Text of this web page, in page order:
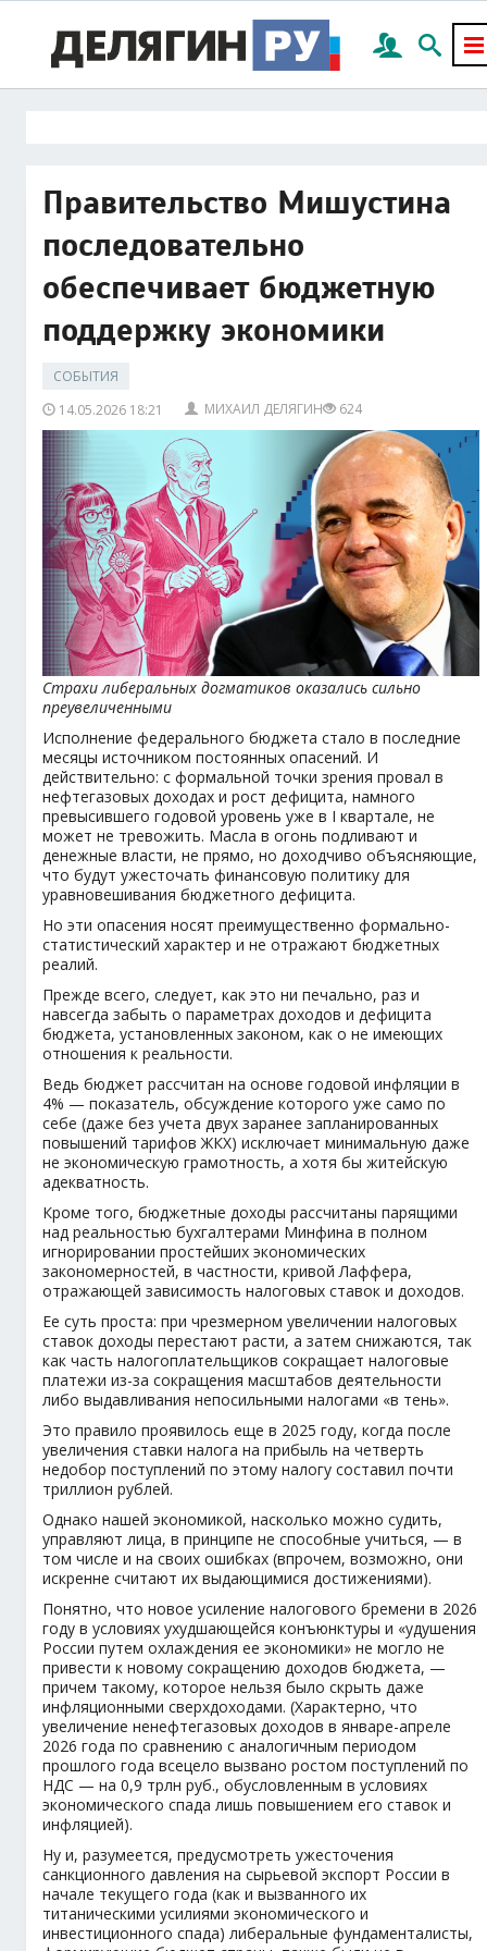
Правительство Мишустина
последовательно
обеспечивает бюджетную
поддержку экономики
СОБЫТИЯ
14.05.2026 18:21
МИХАИЛ ДЕЛЯГИН 624
Страхи либеральных догматиков оказались сильно
преувеличенными
Исполнение федерального бюджета стало в последние
месяцы источником постоянных опасений. И
действительно: с формальной точки зрения провал в
нефтегазовых доходах и рост дефицита, намного
превысившего годовой уровень уже в I квартале, не
может не тревожить. Масла в огонь подливают и
денежные власти, не прямо, но доходчиво объясняющие,
что будут ужесточать финансовую политику для
уравновешивания бюджетного дефицита.
Но эти опасения носят преимущественно формально-
статистический характер и не отражают бюджетных
реалий.
Прежде всего, следует, как это ни печально, раз и
навсегда забыть о параметрах доходов и дефицита
бюджета, установленных законом, как о не имеющих
отношения к реальности.
Ведь бюджет рассчитан на основе годовой инфляции в
4% — показатель, обсуждение которого уже само по
себе (даже без учета двух заранее запланированных
повышений тарифов ЖКХ) исключает минимальную даже
не экономическую грамотность, а хотя бы житейскую
адекватность.
Кроме того, бюджетные доходы рассчитаны парящими
над реальностью бухгалтерами Минфина в полном
игнорировании простейших экономических
закономерностей, в частности, кривой Лаффера,
отражающей зависимость налоговых ставок и доходов.
Ее суть проста: при чрезмерном увеличении налоговых
ставок доходы перестают расти, а затем снижаются, так
как часть налогоплательщиков сокращает налоговые
платежи из-за сокращения масштабов деятельности
либо выдавливания непосильными налогами «в тень».
Это правило проявилось еще в 2025 году, когда после
увеличения ставки налога на прибыль на четверть
недобор поступлений по этому налогу составил почти
триллион рублей.
Однако нашей экономикой, насколько можно судить,
управляют лица, в принципе не способные учиться, — в
том числе и на своих ошибках (впрочем, возможно, они
искренне считают их выдающимися достижениями).
Понятно, что новое усиление налогового бремени в 2026
году в условиях ухудшающейся конъюнктуры и «удушения
России путем охлаждения ее экономики» не могло не
привести к новому сокращению доходов бюджета, —
причем такому, которое нельзя было скрыть даже
инфляционными сверхдоходами. (Характерно, что
увеличение ненефтегазовых доходов в январе-апреле
2026 года по сравнению с аналогичным периодом
прошлого года всецело вызвано ростом поступлений по
НДС — на 0,9 трлн руб., обусловленным в условиях
экономического спада лишь повышением его ставок и
инфляцией).
Ну и, разумеется, предусмотреть ужесточения
санкционного давления на сырьевой экспорт России в
начале текущего года (как и вызванного их
титаническими усилиями экономического и
инвестиционного спада) либеральные фундаменталисты,